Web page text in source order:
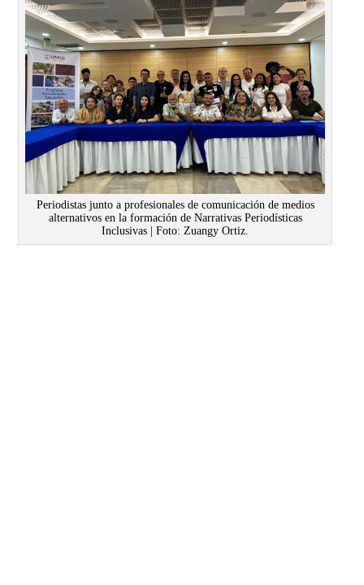
Periodistas junto a profesionales de comunicación de medios
alternativos en la formación de Narrativas Periodísticas
Inclusivas | Foto: Zuangy Ortiz.